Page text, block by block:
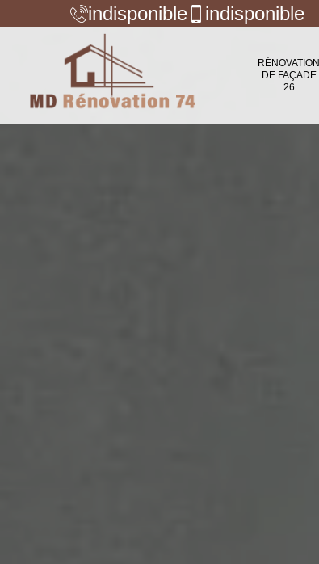
indisponible indisponible
RÉNOVATION
DE FAÇADE
26